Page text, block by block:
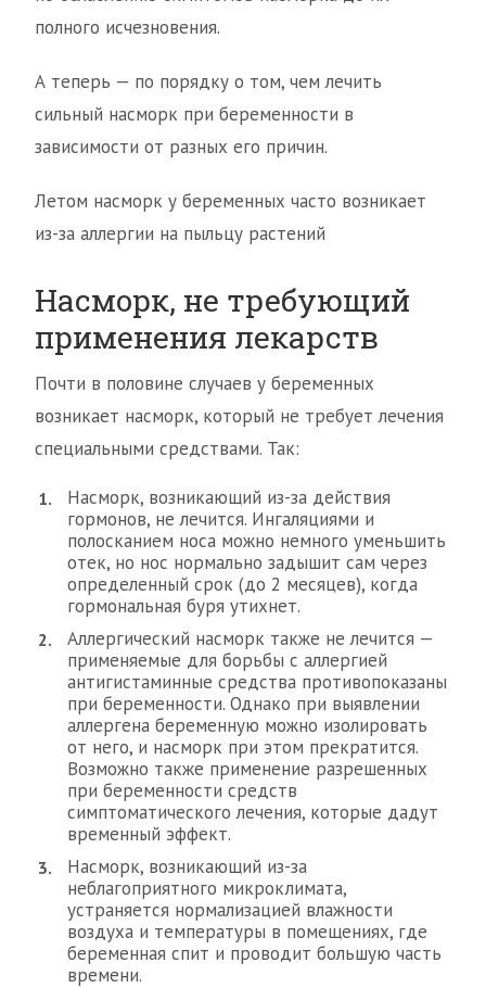
полного исчезновения.
А теперь — по порядку о том, чем лечить
сильный насморк при беременности в
зависимости от разных его причин.
Летом насморк у беременных часто возникает
из-за аллергии на пыльцу растений
Насморк, не требующий
применения лекарств
Почти в половине случаев у беременных
возникает насморк, который не требует лечения
специальными средствами. Так:
Насморк, возникающий из-за действия
гормонов, не лечится. Ингаляциями и
полосканием носа можно немного уменьшить
отек, но нос нормально задышит сам через
определенный срок (до 2 месяцев), когда
гормональная буря утихнет.
Аллергический насморк также не лечится —
применяемые для борьбы с аллергией
антигистаминные средства противопоказаны
при беременности. Однако при выявлении
аллергена беременную можно изолировать
от него, и насморк при этом прекратится.
Возможно также применение разрешенных
при беременности средств
симптоматического лечения, которые дадут
временный эффект.
Насморк, возникающий из-за
неблагоприятного микроклимата,
устраняется нормализацией влажности
воздуха и температуры в помещениях, где
беременная спит и проводит большую часть
времени.